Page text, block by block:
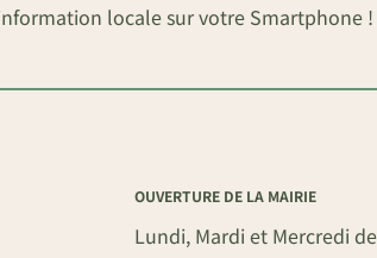
locale sur votre Smartphone !
OUVERTURE DE LA MAIRIE
Lundi, Mardi et Mercredi